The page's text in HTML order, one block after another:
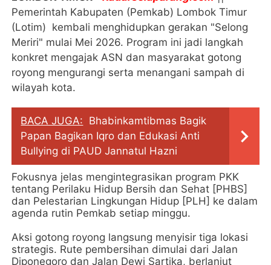
Pemerintah Kabupaten (Pemkab) Lombok Timur
(Lotim) kembali menghidupkan gerakan "Selong
Meriri" mulai Mei 2026. Program ini jadi langkah
konkret mengajak ASN dan masyarakat gotong
royong mengurangi serta menangani sampah di
wilayah kota.
BACA JUGA: Bhabinkamtibmas Bagik
Papan Bagikan Iqro dan Edukasi Anti
Bullying di PAUD Jannatul Hazni
Fokusnya jelas mengintegrasikan program PKK
tentang Perilaku Hidup Bersih dan Sehat [PHBS]
dan Pelestarian Lingkungan Hidup [PLH] ke dalam
agenda rutin Pemkab setiap minggu.
Aksi gotong royong langsung menyisir tiga lokasi
strategis. Rute pembersihan dimulai dari Jalan
Diponegoro dan Jalan Dewi Sartika, berlanjut